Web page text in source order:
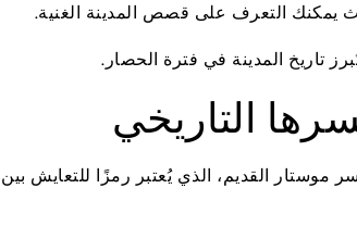
يمكنك التعرف على قصص المدينة الغنية.
تاريخ المدينة في فترة الحصار.
القديم، الذي يُعتبر رمزًا للتعايش بين